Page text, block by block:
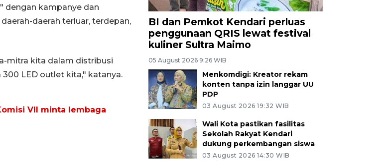
dengan kampanye dan
daerah terluar, terdepan,
mitra kita dalam distribusi
LED outlet kita," katanya.
VII minta lembaga
BI dan Pemkot Kendari perluas
penggunaan QRIS lewat festival
kuliner Sultra Maimo
05 August 2026 9:26 WIB
Menkomdigi: Kreator rekam
konten tanpa izin langgar UU
PDP
03 August 2026 19:32 WIB
Wali Kota pastikan fasilitas
Sekolah Rakyat Kendari
dukung perkembangan siswa
03 August 2026 14:30 WIB